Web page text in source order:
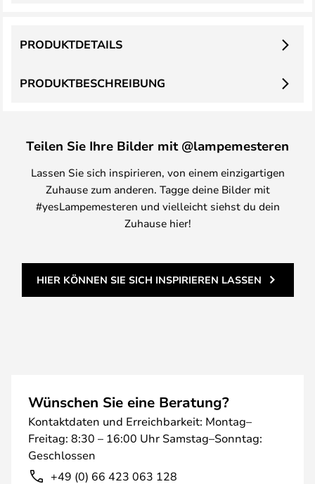
PRODUKTBESCHREIBUNG
PRODUKTDETAILS
Teilen Sie Ihre Bilder mit @lampemesteren
Lassen Sie sich inspirieren, von einem einzigartigen
Zuhause zum anderen. Tagge deine Bilder mit
#yesLampemesteren und vielleicht siehst du dein
Zuhause hier!
HIER KÖNNEN SIE SICH INSPIRIEREN LASSEN
Wünschen Sie eine Beratung?
Kontaktdaten und Erreichbarkeit: Montag–
Freitag: 8:30 – 16:00 Uhr Samstag–Sonntag:
Geschlossen
+49 (0) 66 423 063 128